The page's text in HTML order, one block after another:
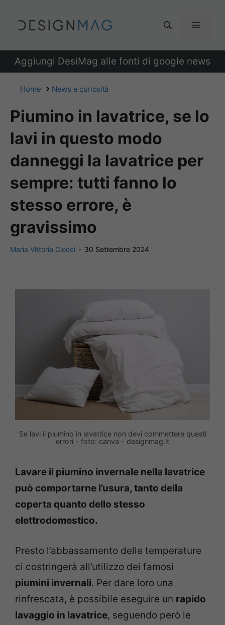
Menu
Aggiungi DesiMag alle fonti di google news
Home News e curiosità
Piumino in lavatrice, se lo
lavi in questo modo
danneggi la lavatrice per
sempre: tutti fanno lo
stesso errore, è
gravissimo
Maria Vittoria Ciocci - 30 Settembre 2024
Se lavi il piumino in lavatrice non devi commettere questi
errori - foto: canva - designmag.it
Lavare il piumino invernale nella lavatrice
può comportarne l’usura, tanto della
coperta quanto dello stesso
elettrodomestico.
Presto l’abbassamento delle temperature
ci costringerà all’utilizzo dei famosi
piumini invernali. Per dare loro una
rinfrescata, è possibile eseguire un rapido
lavaggio in lavatrice, seguendo però le